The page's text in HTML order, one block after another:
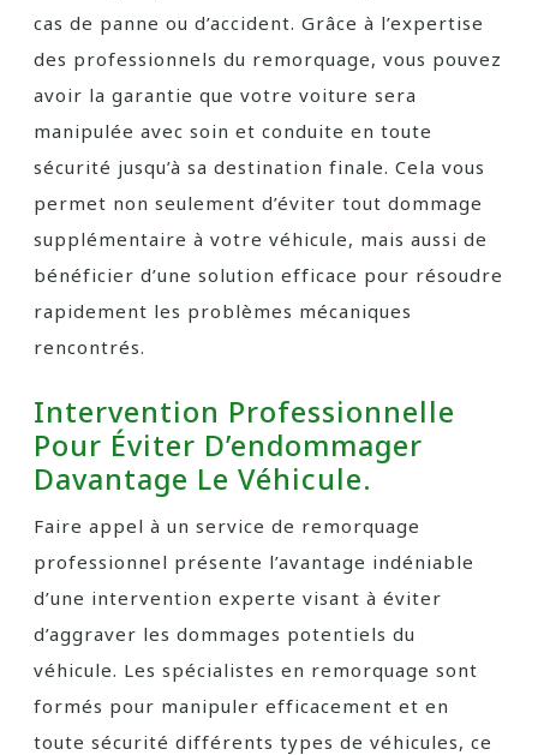
cas de panne ou d’accident. Grâce à l’expertise
des professionnels du remorquage, vous pouvez
avoir la garantie que votre voiture sera
manipulée avec soin et conduite en toute
sécurité jusqu’à sa destination finale. Cela vous
permet non seulement d’éviter tout dommage
supplémentaire à votre véhicule, mais aussi de
bénéficier d’une solution efficace pour résoudre
rapidement les problèmes mécaniques
rencontrés.
Intervention Professionnelle
Pour Éviter D’endommager
Davantage Le Véhicule.
Faire appel à un service de remorquage
professionnel présente l’avantage indéniable
d’une intervention experte visant à éviter
d’aggraver les dommages potentiels du
véhicule. Les spécialistes en remorquage sont
formés pour manipuler efficacement et en
toute sécurité différents types de véhicules, ce